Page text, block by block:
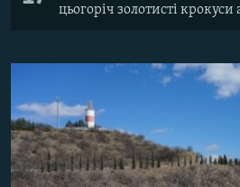
цьогоріч золотисті